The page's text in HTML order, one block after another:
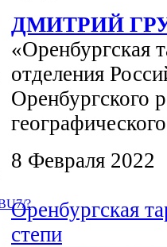
?
ДМИТРИЙ
«Оренбургская
отделения
Оренбургского
8 Февраля 2022
Оренбургская
степи